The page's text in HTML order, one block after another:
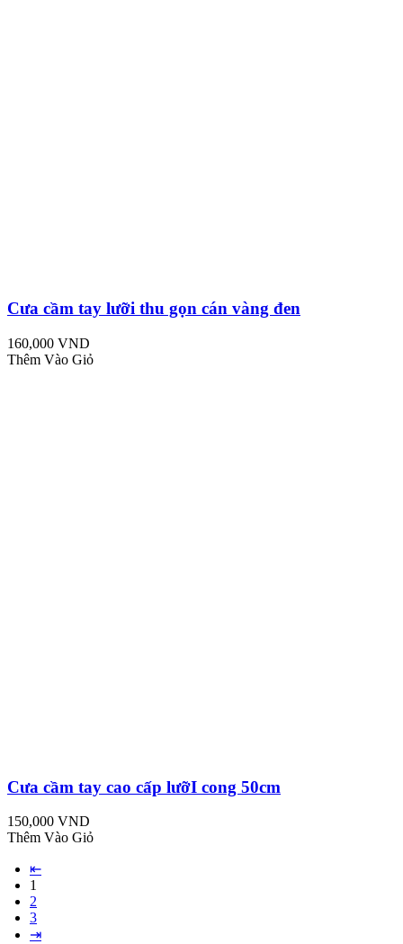
Cưa cầm tay lưỡi thu gọn cán vàng đen
160,000 VND
Thêm Vào Giỏ
Cưa cầm tay cao cấp lưỡI cong 50cm
150,000 VND
Thêm Vào Giỏ
⇤
1
2
3
⇥